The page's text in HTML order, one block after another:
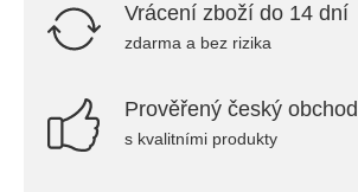
Vrácení zboží do 14 dní
zdarma a bez rizika
Prověřený český obchod
s kvalitními produkty